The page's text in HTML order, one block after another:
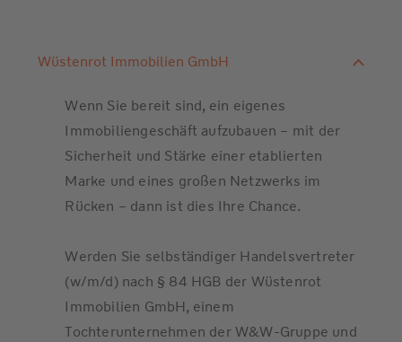
Wüstenrot Immobilien GmbH
Wenn Sie bereit sind, ein eigenes
Immobiliengeschäft aufzubauen – mit der
Sicherheit und Stärke einer etablierten
Marke und eines großen Netzwerks im
Rücken – dann ist dies Ihre Chance.
Werden Sie selbständiger Handelsvertreter
(w/m/d) nach § 84 HGB der Wüstenrot
Immobilien GmbH, einem
Tochterunternehmen der W&W-Gruppe und